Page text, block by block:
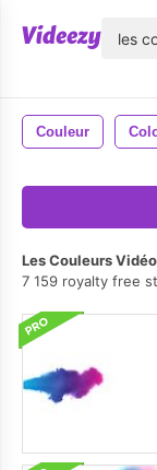
Couleur
Les Couleurs
7 159 royalty free